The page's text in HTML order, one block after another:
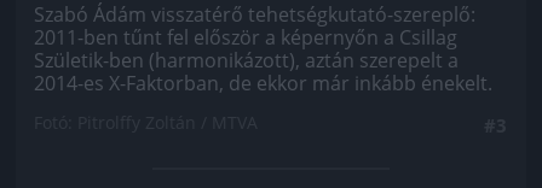
Szabó Ádám visszatérő tehetségkutató-szereplő:
2011-ben tűnt fel először a képernyőn a Csillag
Születik-ben (harmonikázott), aztán szerepelt a
2014-es X-Faktorban, de ekkor már inkább énekelt.